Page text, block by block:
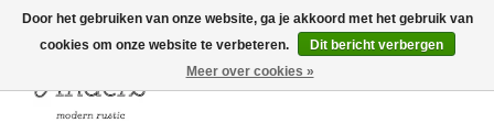
Door het gebruiken van onze website, ga je akkoord met het gebruik van
cookies om onze website te verbeteren.
Dit bericht verbergen
Meer over cookies »